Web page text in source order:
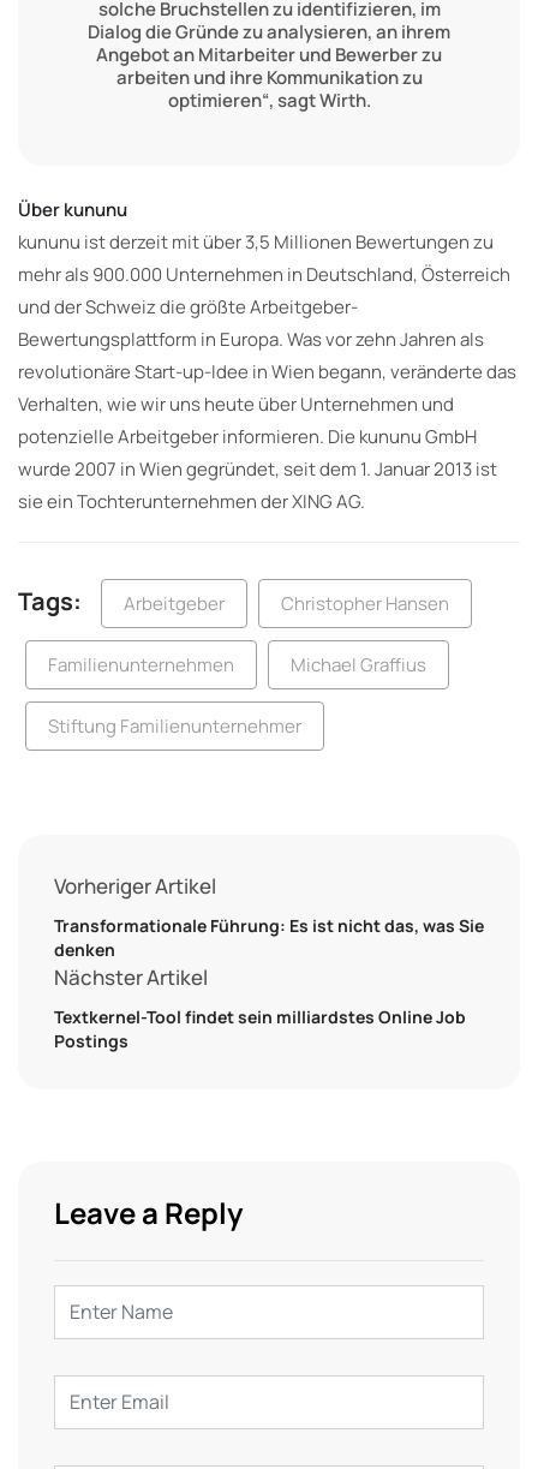
solche Bruchstellen zu identifizieren, im
Dialog die Gründe zu analysieren, an ihrem
Angebot an Mitarbeiter und Bewerber zu
arbeiten und ihre Kommunikation zu
optimieren“, sagt Wirth.
Über kununu
kununu ist derzeit mit über 3,5 Millionen Bewertungen zu
mehr als 900.000 Unternehmen in Deutschland, Österreich
und der Schweiz die größte Arbeitgeber-
Bewertungsplattform in Europa. Was vor zehn Jahren als
revolutionäre Start-up-Idee in Wien begann, veränderte das
Verhalten, wie wir uns heute über Unternehmen und
potenzielle Arbeitgeber informieren. Die kununu GmbH
wurde 2007 in Wien gegründet, seit dem 1. Januar 2013 ist
sie ein Tochterunternehmen der XING AG.
Tags: Arbeitgeber Christopher Hansen
Familienunternehmen Michael Graffius
Stiftung Familienunternehmer
Vorheriger Artikel
Transformationale Führung: Es ist nicht das, was Sie
denken
Nächster Artikel
Textkernel-Tool findet sein milliardstes Online Job
Postings
Leave a Reply